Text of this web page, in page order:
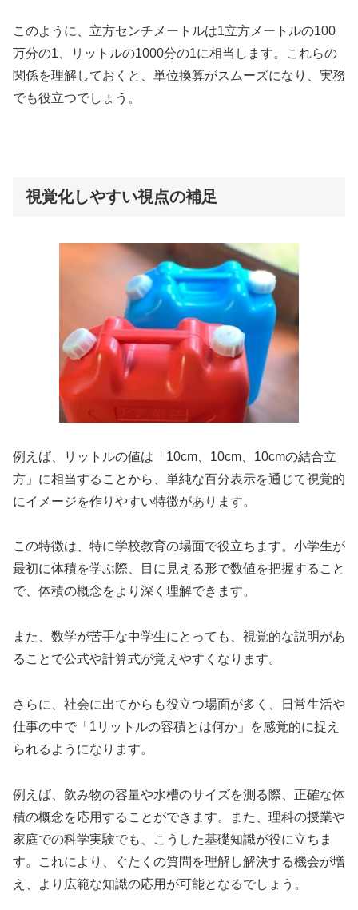
このように、立方センチメートルは1立方メートルの100
万分の1、リットルの1000分の1に相当します。これらの
関係を理解しておくと、単位換算がスムーズになり、実務
でも役立つでしょう。
視覚化しやすい視点の補足
例えば、リットルの値は「10cm、10cm、10cmの結合立
方」に相当することから、単純な百分表示を通じて視覚的
にイメージを作りやすい特徴があります。
この特徴は、特に学校教育の場面で役立ちます。小学生が
最初に体積を学ぶ際、目に見える形で数値を把握すること
で、体積の概念をより深く理解できます。
また、数学が苦手な中学生にとっても、視覚的な説明があ
ることで公式や計算式が覚えやすくなります。
さらに、社会に出てからも役立つ場面が多く、日常生活や
仕事の中で「1リットルの容積とは何か」を感覚的に捉え
られるようになります。
例えば、飲み物の容量や水槽のサイズを測る際、正確な体
積の概念を応用することができます。また、理科の授業や
家庭での科学実験でも、こうした基礎知識が役に立ちま
す。これにより、ぐたくの質問を理解し解決する機会が増
え、より広範な知識の応用が可能となるでしょう。